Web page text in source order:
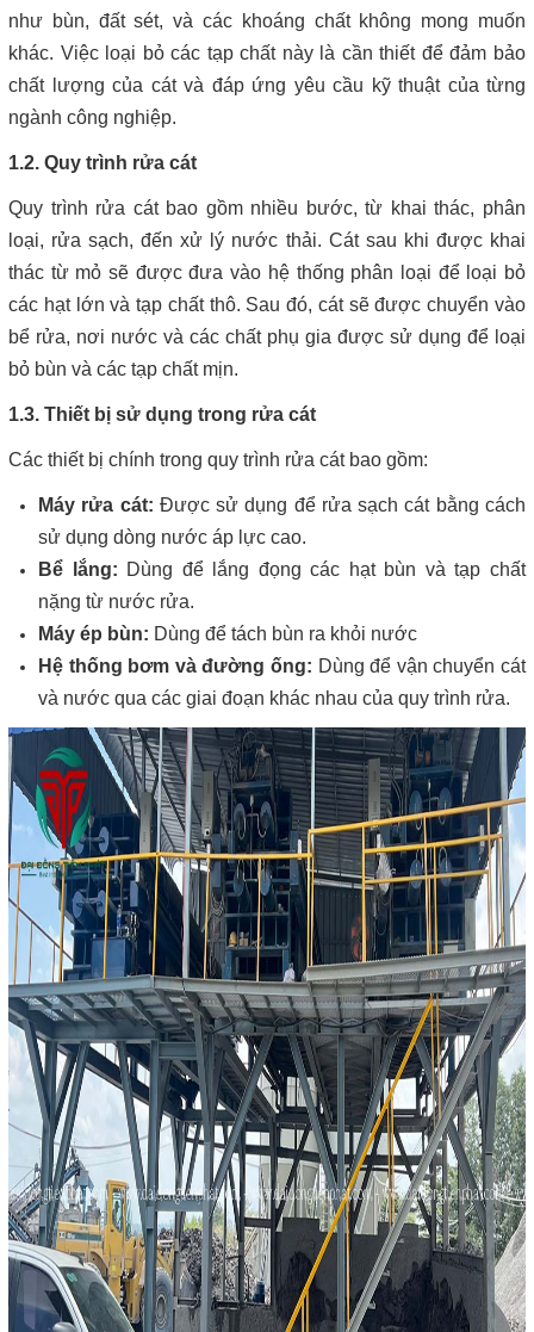
như bùn, đất sét, và các khoáng chất không mong muốn
khác. Việc loại bỏ các tạp chất này là cần thiết để đảm bảo
chất lượng của cát và đáp ứng yêu cầu kỹ thuật của từng
ngành công nghiệp.
1.2. Quy trình rửa cát
Quy trình rửa cát bao gồm nhiều bước, từ khai thác, phân
loại, rửa sạch, đến xử lý nước thải. Cát sau khi được khai
thác từ mỏ sẽ được đưa vào hệ thống phân loại để loại bỏ
các hạt lớn và tạp chất thô. Sau đó, cát sẽ được chuyển vào
bể rửa, nơi nước và các chất phụ gia được sử dụng để loại
bỏ bùn và các tạp chất mịn.
1.3. Thiết bị sử dụng trong rửa cát
Các thiết bị chính trong quy trình rửa cát bao gồm:
Máy rửa cát: Được sử dụng để rửa sạch cát bằng cách
sử dụng dòng nước áp lực cao.
Bể lắng: Dùng để lắng đọng các hạt bùn và tạp chất
nặng từ nước rửa.
Máy ép bùn: Dùng để tách bùn ra khỏi nước
Hệ thống bơm và đường ống: Dùng để vận chuyển cát
và nước qua các giai đoạn khác nhau của quy trình rửa.